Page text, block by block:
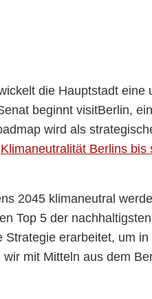
die Hauptstadt eine
beginnt visitBerlin,
wird als
Klimaneutralität Berlins bis
2045 klimaneutral
Top 5 der
erarbeitet, um
mit Mitteln aus dem